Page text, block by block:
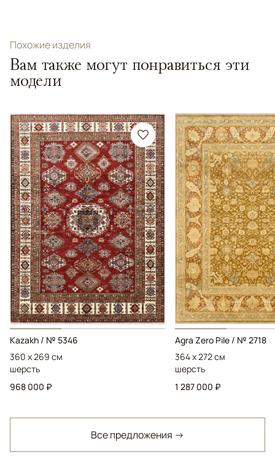
Похожие изделия
Вам также могут понравиться эти
модели
Kazakh / № 5346
360 x 269 см
шерсть
968 000 ₽
Agra Zero Pile / № 2718
364 x 272 см
шерсть
1 287 000 ₽
Все предложения →